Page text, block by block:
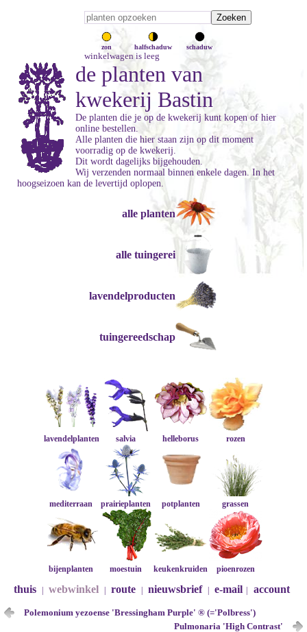
zon halfschaduw schaduw
winkelwagen is leeg
de planten van
kwekerij Bastin
De planten die je op de kwekerij kunt kopen of hier
online bestellen.
Alle planten die hier staan zijn op dit moment
voorradig op de kwekerij.
Dit wordt dagelijks bijgehouden.
Wij verzenden normaal binnen enkele dagen. In het
hoogseizoen kan de levertijd oplopen.
alle planten
alle tuingerei
lavendelproducten
tuingereedschap
lavendelplanten salvia helleborus rozen
mediterraan prairieplanten potplanten grassen
bijenplanten moestuin keukenkruiden pioenrozen
thuis webwinkel route nieuwsbrief e-mail account
Polemonium yezoense 'Bressingham Purple' ® (='Polbress')
Pulmonaria 'High Contrast'